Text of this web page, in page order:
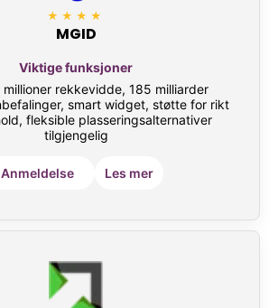
★★★★
MGID
Viktige funksjoner
rekkevidde, 185 milliarder
smart widget, støtte for rikt
fleksible plasseringsalternativer
tilgjengelig
Anmeldelse Les mer